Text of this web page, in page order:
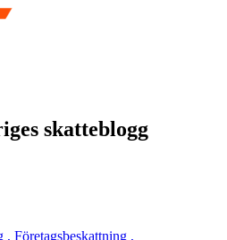
skatteblogg
, Företagsbeskattning ,